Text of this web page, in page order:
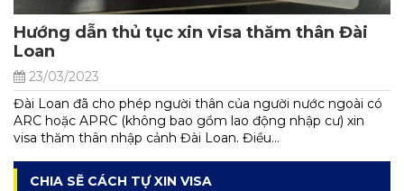
Hướng dẫn thủ tục xin visa thăm thân Đài
Loan
23/03/2023
Đài Loan đã cho phép người thân của người nước ngoài có
ARC hoặc APRC (không bao gồm lao động nhập cư) xin
visa thăm thân nhập cảnh Đài Loan. Điều...
CHIA SẼ CÁCH TỰ XIN VISA